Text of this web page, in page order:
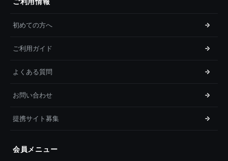
初めての方へ
ご利用ガイド
よくある質問
お問い合わせ
提携サイト募集
会員メニュー